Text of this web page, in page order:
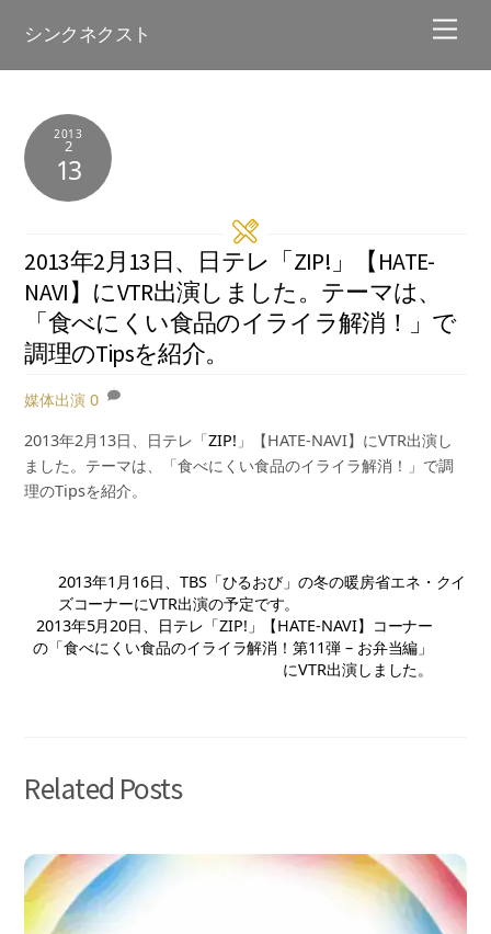
シンクネクスト
2013
2
13
2013年2月13日、日テレ「ZIP!」【HATE-
NAVI】にVTR出演しました。テーマは、
「食べにくい食品のイライラ解消！」で
調理のTipsを紹介。
媒体出演 0
2013年2月13日、日テレ「ZIP! 」【HATE-NAVI】にVTR出演し
ました。テーマは、「食べにくい食品のイライラ解消！」で調
理のTipsを紹介。
2013年1月16日、TBS「ひるおび」の冬の暖房省エネ・クイ
ズコーナーにVTR出演の予定です。
2013年5月20日、日テレ「ZIP!」【HATE-NAVI】コーナー
の「食べにくい食品のイライラ解消！第11弾 – お弁当編」
にVTR出演しました。
Related Posts